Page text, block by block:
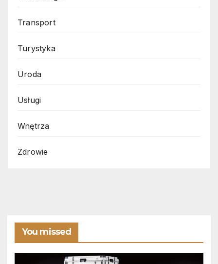
Transport
Turystyka
Uroda
Usługi
Wnętrza
Zdrowie
You missed